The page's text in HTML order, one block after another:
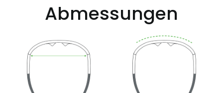
Abmessungen